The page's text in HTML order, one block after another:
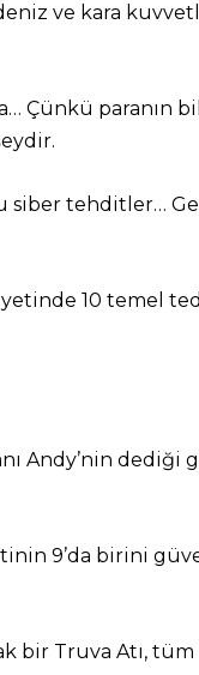
ve kara
Çünkü paranın
siber tehditler…
10 temel
Andy’nin dediği
9’da birini
bir Truva Atı,